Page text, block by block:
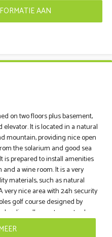
AAN
on two floors plus basement,
elevator. It is located in a natural
mountain, providing nice open
the solarium and good sea
is prepared to install amenities
a wine room. It is a very
materials, such as natural
very nice area ‌with ‌24h ‌security
golf ‌course designed ‌by
‌alley, ‌restaurants, ‌shops